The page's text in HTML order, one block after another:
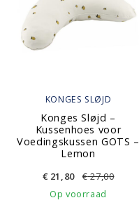
KONGES SLØJD
Konges Sløjd –
Kussenhoes voor
Voedingskussen GOTS –
Lemon
€ 21,80 €27,00
Op voorraad